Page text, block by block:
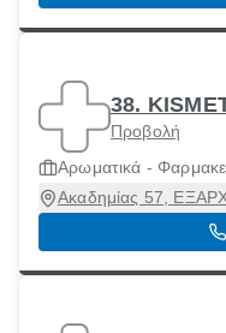
38.
Προβολή
Αρωματικά -
Ακαδημίας 57,